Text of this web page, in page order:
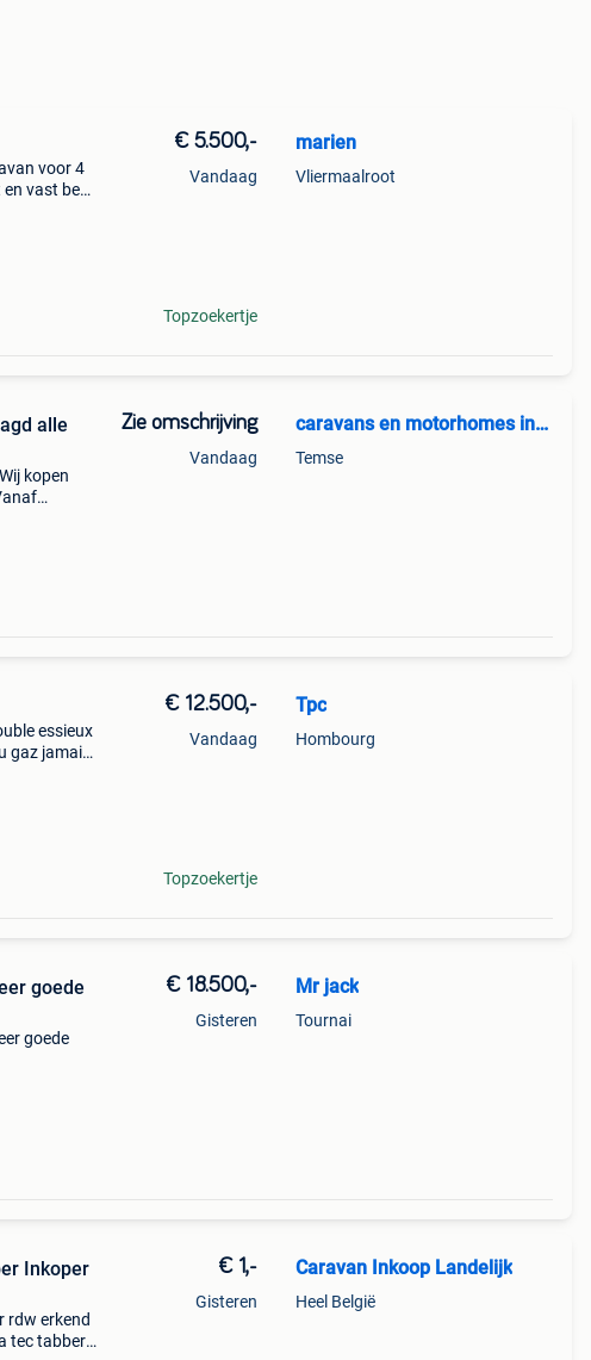
voor 4
vast bed!
€ 5.500,-
Vandaag
Topzoekertje
marien
Vliermaalroot
alle
kopen
Zie omschrijving
Vandaag
caravans en motorhomes inkoop
Temse
essieux
gaz jamais
€ 12.500,-
Vandaag
Topzoekertje
Tpc
Hombourg
goede
goede
€ 18.500,-
Gisteren
Mr jack
Tournai
Inkoper
rdw erkend
tec tabbert
€ 1,-
Gisteren
Caravan Inkoop Landelijk
Heel België